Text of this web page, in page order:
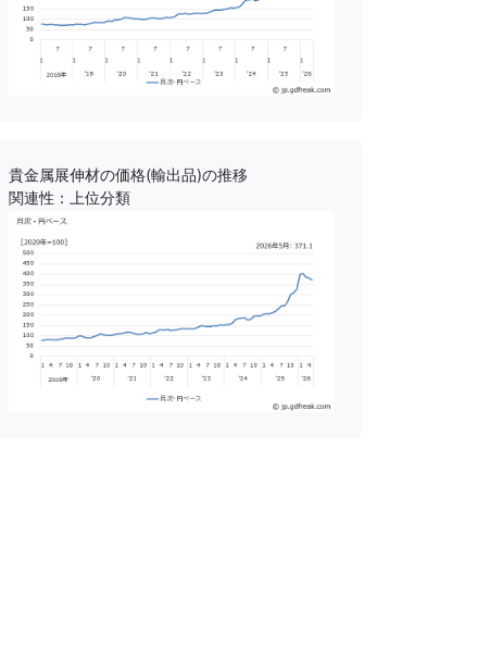
貴金属展伸材の価格(輸出品)の推移
関連性：上位分類